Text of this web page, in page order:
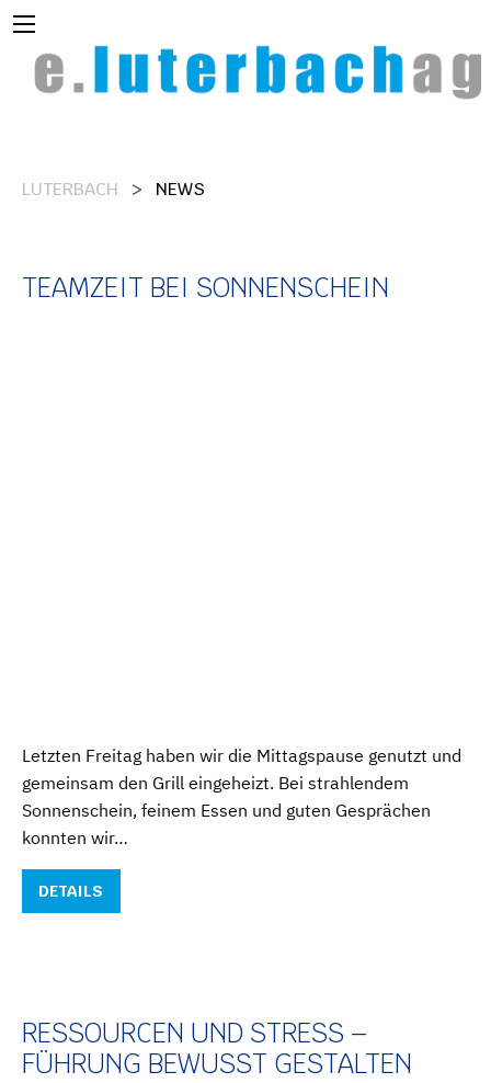
LUTERBACH NEWS
TEAMZEIT BEI SONNENSCHEIN
Letzten Freitag haben wir die Mittagspause genutzt und
gemeinsam den Grill eingeheizt. Bei strahlendem
Sonnenschein, feinem Essen und guten Gesprächen
konnten wir…
DETAILS
RESSOURCEN UND STRESS –
FÜHRUNG BEWUSST GESTALTEN